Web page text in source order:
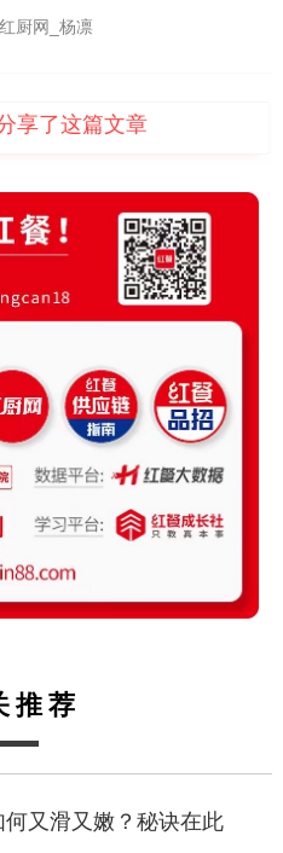
厨网_杨凛
享了这篇文章
推荐
何又滑又嫩？秘诀在此